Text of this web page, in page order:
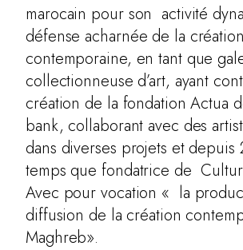
marocain pour son activité
défense acharnée de la création
contemporaine, en tant que
collectionneuse d’art, ayant
création de la fondation Actua
bank, collaborant avec des
dans diverses projets et depuis
temps que fondatrice de
Avec pour vocation « la
diffusion de la création
Maghreb».